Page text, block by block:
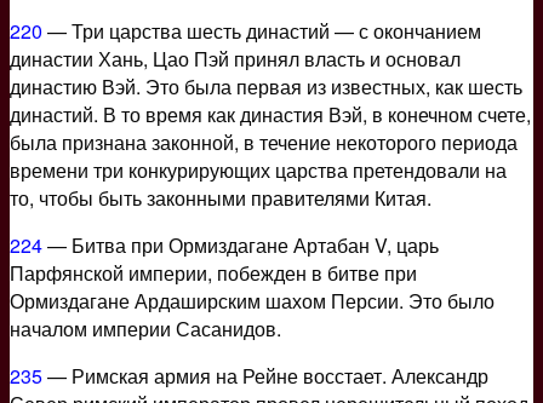
220 — Три царства шесть династий — с окончанием
династии Хань, Цао Пэй принял власть и основал
династию Вэй. Это была первая из известных, как шесть
династий. В то время как династия Вэй, в конечном счете,
была признана законной, в течение некоторого периода
времени три конкурирующих царства претендовали на
то, чтобы быть законными правителями Китая.
224— Битва при Ормиздагане Артабан V, царь
Парфянской империи, побежден в битве при
Ормиздагане Ардаширским шахом Персии. Это было
началом империи Сасанидов.
235— Римская армия на Рейне восстает. Александр